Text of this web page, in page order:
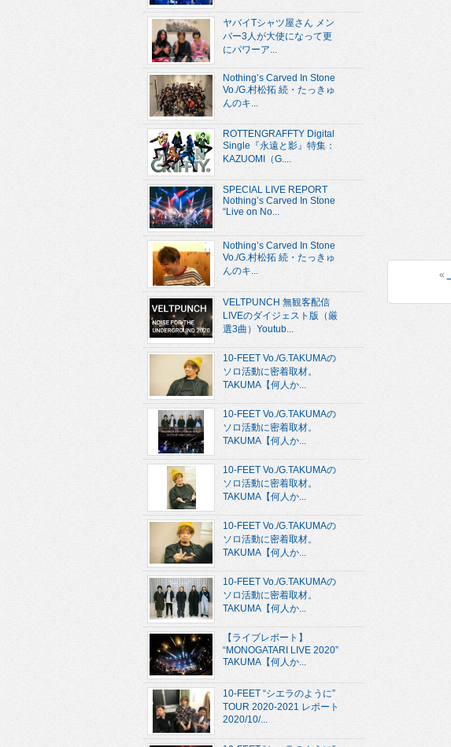
«
ヤバイTシャツ屋さん メン
バー3人が大使になって更
にパワーア...
Nothing’s Carved In Stone
Vo./G.村松拓 続・たっきゅ
んのキ...
ROTTENGRAFFTY Digital
Single『永遠と影』特集：
KAZUOMI（G....
SPECIAL LIVE REPORT
Nothing’s Carved In Stone
“Live on No...
Nothing’s Carved In Stone
Vo./G.村松拓 続・たっきゅ
んのキ...
VELTPUNCH 無観客配信
LIVEのダイジェスト版（厳
選3曲）Youtub...
10-FEET Vo./G.TAKUMAの
ソロ活動に密着取材。
TAKUMA【何人か...
10-FEET Vo./G.TAKUMAの
ソロ活動に密着取材。
TAKUMA【何人か...
10-FEET Vo./G.TAKUMAの
ソロ活動に密着取材。
TAKUMA【何人か...
10-FEET Vo./G.TAKUMAの
ソロ活動に密着取材。
TAKUMA【何人か...
10-FEET Vo./G.TAKUMAの
ソロ活動に密着取材。
TAKUMA【何人か...
【ライブレポート】
“MONOGATARI LIVE 2020”
TAKUMA【何人か...
10-FEET “シエラのように”
TOUR 2020-2021 レポート
2020/10/...